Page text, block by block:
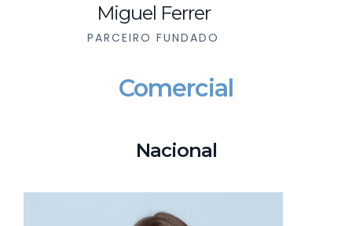
Miguel Ferrer
PARCEIRO FUNDADO
Comercial
Nacional